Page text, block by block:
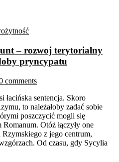
– rozwoj terytorialny
pryncypatu
comments
łacińska sentencja. Skoro
to należałoby zadać sobie
poszczycić mogli się
Otóż łączyły one
z jego centrum,
Od czasu, gdy Sycylia